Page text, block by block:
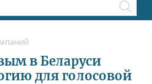
в Беларуси
для голосовой